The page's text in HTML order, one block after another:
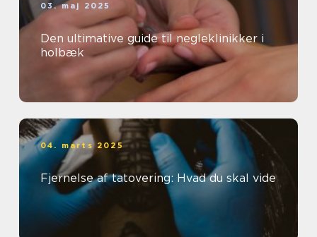
03. maj 2025
Den ultimative guide til negleklinikker i
holbæk
04. marts 2025
Fjernelse af tatovering: Hvad du skal vide